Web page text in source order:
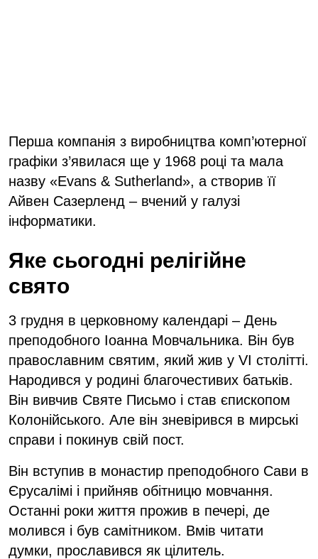
Перша компанія з виробництва комп’ютерної
графіки з’явилася ще у 1968 році та мала
назву «Evans & Sutherland», а створив її
Айвен Сазерленд – вчений у галузі
інформатики.
Яке сьогодні релігійне
свято
3 грудня в церковному календарі – День
преподобного Іоанна Мовчальника. Він був
православним святим, який жив у VI столітті.
Народився у родині благочестивих батьків.
Він вивчив Святе Письмо і став єпископом
Колонійського. Але він зневірився в мирські
справи і покинув свій пост.
Він вступив в монастир преподобного Сави в
Єрусалімі і прийняв обітницю мовчання.
Останні роки життя прожив в печері, де
молився і був самітником. Вмів читати
думки, прославився як цілитель.